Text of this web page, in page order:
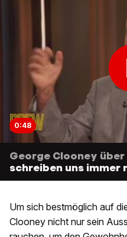
0:48
George Clooney über
schreiben uns immer
Um sich bestmöglich auf
Clooney nicht nur sein